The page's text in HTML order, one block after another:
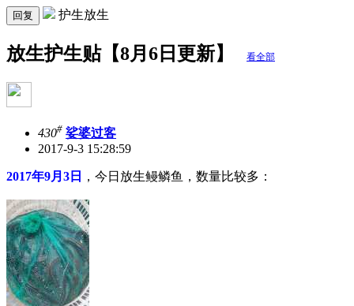
回复 护生放生
放生护生贴【8月6日更新】 看全部
430# 娑婆过客
2017-9-3 15:28:59
2017年9月3日 ，今日放生鳗鳞鱼，数量比较多：